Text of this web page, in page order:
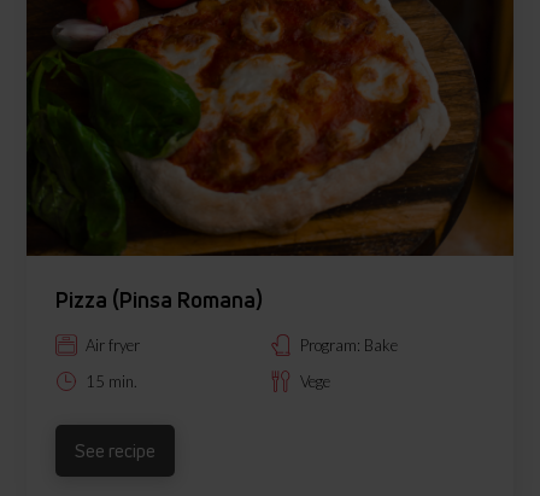
Pizza (Pinsa Romana)
Air fryer
Program: Bake
15 min.
Vege
See recipe